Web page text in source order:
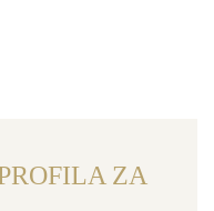
ZA